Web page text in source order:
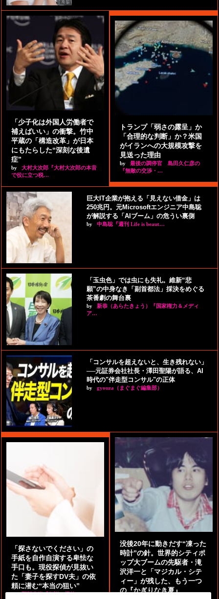
「少子化は外国人労働者で
補えばいい」の衝撃。竹中
平蔵の「構造改革」が日本
にもたらした“深刻な後遺
症”
by
大村大次郎『大村大次郎の本音
で役に立つ税…
トランプ「弱さの露呈」か
「合理的な判断」か？米国
がイランへの大規模攻撃を
見送った理由
by
最後の調停官 島田久仁彦の
『無敵の交渉・…
巨大IT企業が抱える「見えない借金」は
250兆円。元Microsoftエンジニア中島聡
が解説する「AIブーム」の危うい裏側
by 中島聡『週刊 Life is beaut…
「玉虫色」では虫にも失礼。維新“悲
願”の中身なき「副首都法」採決をめぐる
茶番劇の舞台裏
by
新恭（あらたきょう）『国家権力＆メディ
ア…
「コンサルを超えないと、生き残れない」
──元証券会社社長・澤田聖陽が語る、AI
時代の"伴走型コンサル"の正体
by gyouza（まぐまぐ編集部）
「探さないでください」の
手紙を自作自演する卑怯な
手口も。現役探偵が見抜い
た「妻子を探すDV夫」の依
頼に潜む“本当の狙い”
by 阿部泰尚『伝説の探偵』
没後20年に動きだす“凍った
時計”の針。世界的シティポ
ップ大ブームの先駆者・滝
沢洋一と「マジカル・シテ
ィー」が残した、もう一つ
の『かぎりなき夏』